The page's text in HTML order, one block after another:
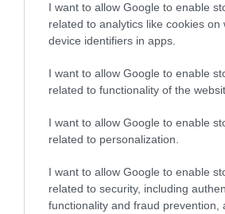
I want to allow Google to enable
related to analytics like cookies on
device identifiers in apps.
I want to allow Google to enable
related to functionality of the
I want to allow Google to enable
related to personalization.
I want to allow Google to enable
related to security, including
functionality and fraud prevention,
09.08.2026 | 19:02
Ρωσικό Su-34 προκάλεσε τον
κτίριο με Ουκρανούς στη
βίντεο